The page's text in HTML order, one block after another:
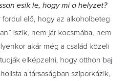
esik le, hogy mi a helyzet?
elő, hogy az alkoholbeteg
iszik, nem jár kocsmába, nem
akár még a család közeli
elképzelni, hogy otthon baj
a társaságban sziporkázik,